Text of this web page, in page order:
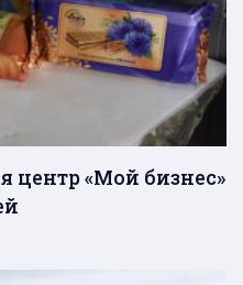
центр «Мой бизнес»